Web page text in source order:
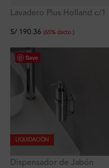
Lavadero Plus Holland c/1
rebose 38×33×18 cm
S/ 190.36 (65% dscto.)
Save
LIQUIDACIÓN
Dispensador de Jabón